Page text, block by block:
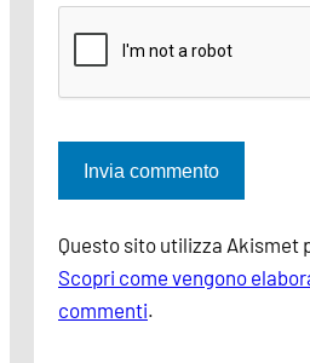
Questo sito utilizza Akismet
Scopri come vengono
commenti.